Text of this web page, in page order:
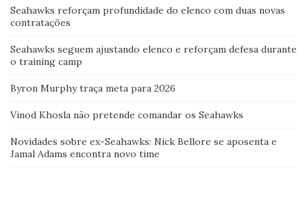
Seahawks reforçam profundidade do elenco com duas novas
contratações
Seahawks seguem ajustando elenco e reforçam defesa durante
o training camp
Byron Murphy traça meta para 2026
Vinod Khosla não pretende comandar os Seahawks
Novidades sobre ex-Seahawks: Nick Bellore se aposenta e
Jamal Adams encontra novo time